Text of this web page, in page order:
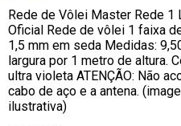
Rede de Vôlei Master Rede 1
Oficial Rede de vôlei 1 faixa
1,5 mm em seda Medidas:
largura por 1 metro de altura.
ultra violeta ATENÇÃO: Não
cabo de aço e a antena.
ilustrativa)